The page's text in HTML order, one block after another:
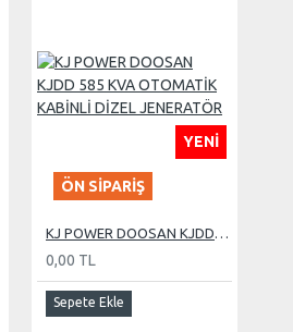
YENI
ÖN SIPARIŞ
KJ POWER DOOSAN KJDD 585 KVA OTOMATİK KABİNLİ DİZEL JENERATÖR
0,00 TL
Sepete Ekle